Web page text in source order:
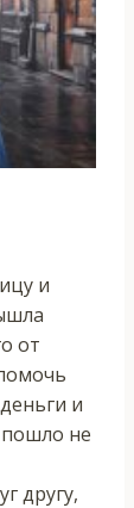
и
от
и
не
другу,